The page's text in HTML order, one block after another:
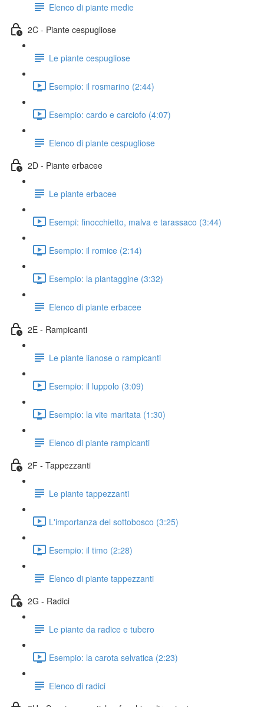
Elenco di piante medie
2C - Piante cespugliose
Le piante cespugliose
Esempio: il rosmarino (2:44)
Esempio: cardo e carciofo (4:07)
Elenco di piante cespugliose
2D - Piante erbacee
Le piante erbacee
Esempi: finocchietto, malva e tarassaco (3:44)
Esempio: il romice (2:14)
Esempio: la piantaggine (3:32)
Elenco di piante erbacee
2E - Rampicanti
Le piante lianose o rampicanti
Esempio: il luppolo (3:09)
Esempio: la vite maritata (1:30)
Elenco di piante rampicanti
2F - Tappezzanti
Le piante tappezzanti
L'importanza del sottobosco (3:25)
Esempio: il timo (2:28)
Elenco di piante tappezzanti
2G - Radici
Le piante da radice e tubero
Esempio: la carota selvatica (2:23)
Elenco di radici